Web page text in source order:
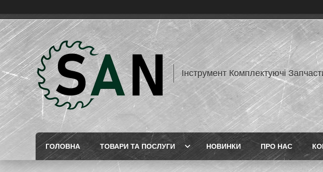
Інструмент Комплектуючі
ГОЛОВНА ТОВАРИ ТА ПОСЛУГИ НОВИНКИ ПРО НАС